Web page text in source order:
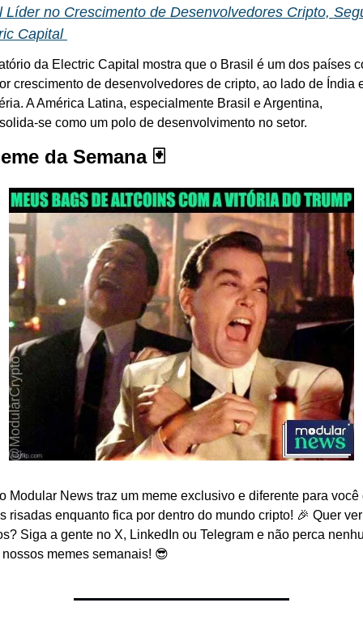
Líder no Crescimento de Desenvolvedores Cripto,
Capital
da Electric Capital mostra que o Brasil é um dos países
crescimento de desenvolvedores de cripto, ao lado de Índia
A América Latina, especialmente Brasil e Argentina,
se como um polo de desenvolvimento no setor.
da Semana 🃏
Modular News traz um meme exclusivo e diferente para você
risadas enquanto fica por dentro do mundo cripto! 🎉 Quer ver
Siga a gente no X, LinkedIn ou Telegram e não perca
memes semanais! 😎